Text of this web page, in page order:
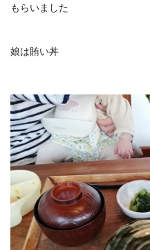
もらいました
娘は賄い丼